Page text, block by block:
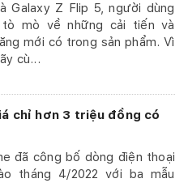
Galaxy Z Flip 5, người dùng
tò mò về những cải tiến và
mới có trong sản phẩm. Vì
cù...
chỉ hơn 3 triệu đồng có
đã công bố dòng điện thoại
tháng 4/2022 với ba mẫu